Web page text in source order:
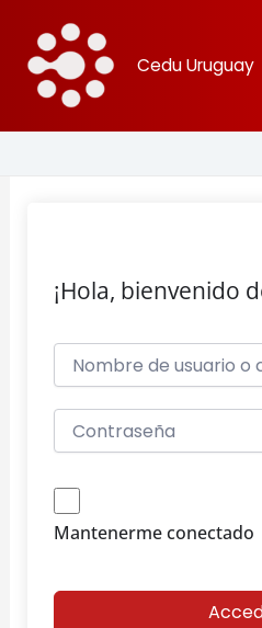
contenido
Cedu Uruguay
¡Hola, bienvenido
Mantenerme conectado